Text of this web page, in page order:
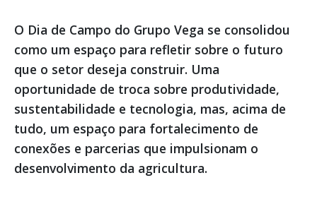
O Dia de Campo do Grupo Vega se consolidou
como um espaço para refletir sobre o futuro
que o setor deseja construir. Uma
oportunidade de troca sobre produtividade,
sustentabilidade e tecnologia, mas, acima de
tudo, um espaço para fortalecimento de
conexões e parcerias que impulsionam o
desenvolvimento da agricultura.